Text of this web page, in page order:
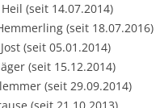
(seit 14.07.2014)
(seit 18.07.2016)
(seit 05.01.2014)
(seit 15.12.2014)
(seit 29.09.2014)